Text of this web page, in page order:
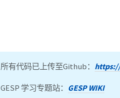
所有代码已上传至Github：
GESP 学习专题站： GESP WIKI